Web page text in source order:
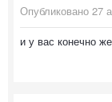
Опубликовано 27
и у вас конечно